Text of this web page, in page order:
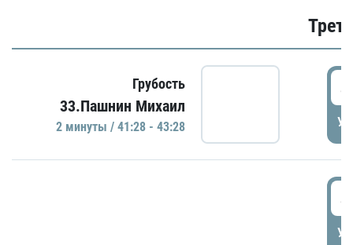
Грубость
33.Пашнин Михаил
2 минуты / 41:28 - 43:28